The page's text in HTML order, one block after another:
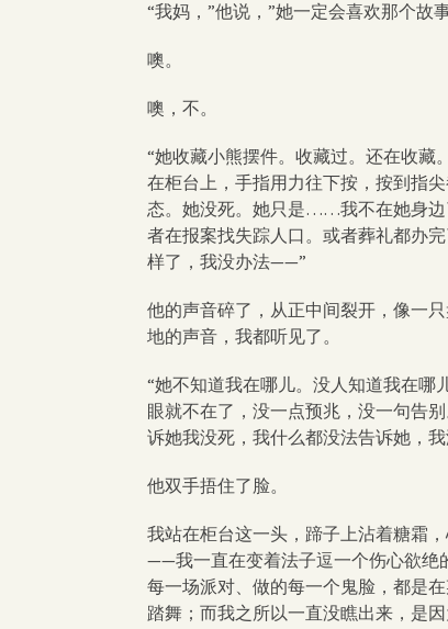
“我妈，”他说，”她一定会喜欢那个故
噢。
噢，不。
“她收藏小熊摆件。收藏过。还在收
在柜台上，手指用力往下按，按到指
态。她没死。她只是……我不在她身
者在报案找失踪人口。或者葬礼都办
样了，我没办法——”
他的声音碎了，从正中间裂开，像一
地的声音，我都听见了。
“她不知道我在哪儿。没人知道我在
眼就不在了，没一点预兆，没一句告
诉她我没死，我什么都没法告诉她，
他双手捂住了脸。
我站在柜台这一头，蹄子上沾着糖霜
——我一直在变着法子逗一个伤心欲绝
每一场派对、做的每一个鬼脸，都是
踏舞；而我之所以一直没瞧出来，是